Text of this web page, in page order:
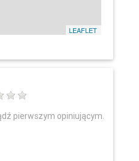
LEAFLET
pierwszym opiniującym.